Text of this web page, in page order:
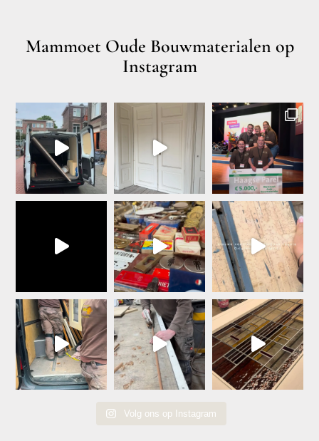
Mammoet Oude Bouwmaterialen op
Instagram
Volg ons op Instagram